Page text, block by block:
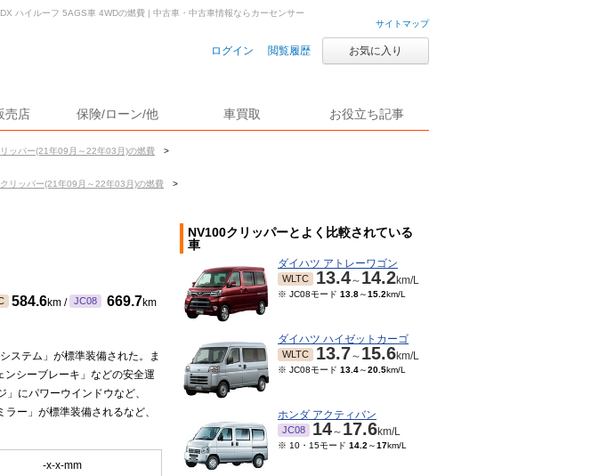
サイトマップ
ログイン 閲覧履歴 お気に入り
売店 保険/ローン/他 車買取 お役立ち記事
ッパー(21年09月～22年03月)の燃費
>
リッパー(21年09月～22年03月)の燃費
>
ハイルーフ 5AGS車 4WDの燃費 | 中古車・中古車情報ならカーセンサー
584.6km / JC08 669.7km
ステム」が標準装備された。ま
シーブレーキ」などの安全運
にパワーウインドウなど、
ー」が標準装備されるなど、
-x-x-mm
NV100クリッパーとよく比較されている
車
ダイハツ アトレーワゴン
WLTC 13.4～ 14.2km/L
※ JC08モード 13.8～15.2km/L
ダイハツ ハイゼットカーゴ
WLTC 13.7～ 15.6km/L
※ JC08モード 13.4～20.5km/L
ホンダ アクティバン
JC08 14～ 17.6km/L
※ 10・15モード 14.2 ～17km/L